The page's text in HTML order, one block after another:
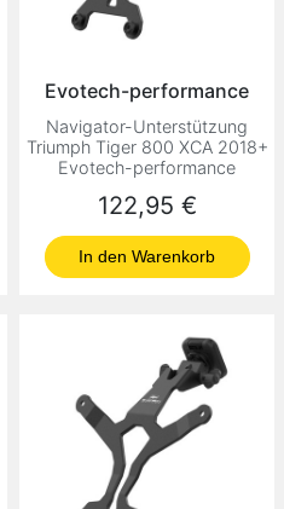
Evotech-performance
Navigator-Unterstützung
Triumph Tiger 800 XCA 2018+
Evotech-performance
Preis
122,95 €
In den Warenkorb